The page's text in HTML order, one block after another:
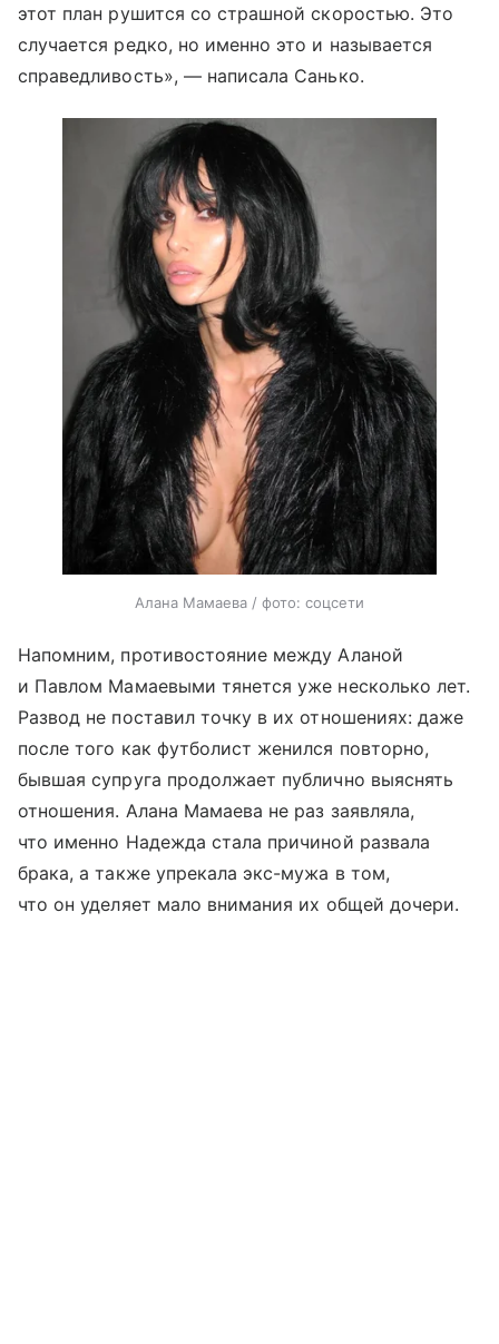
этот план рушится со страшной скоростью. Это
случается редко, но именно это и называется
справедливость», — написала Санько.
Алана Мамаева / фото: соцсети
Напомним, противостояние между Аланой
и Павлом Мамаевыми тянется уже несколько лет.
Развод не поставил точку в их отношениях: даже
после того как футболист женился повторно,
бывшая супруга продолжает публично выяснять
отношения. Алана Мамаева не раз заявляла,
что именно Надежда стала причиной развала
брака, а также упрекала экс-мужа в том,
что он уделяет мало внимания их общей дочери.